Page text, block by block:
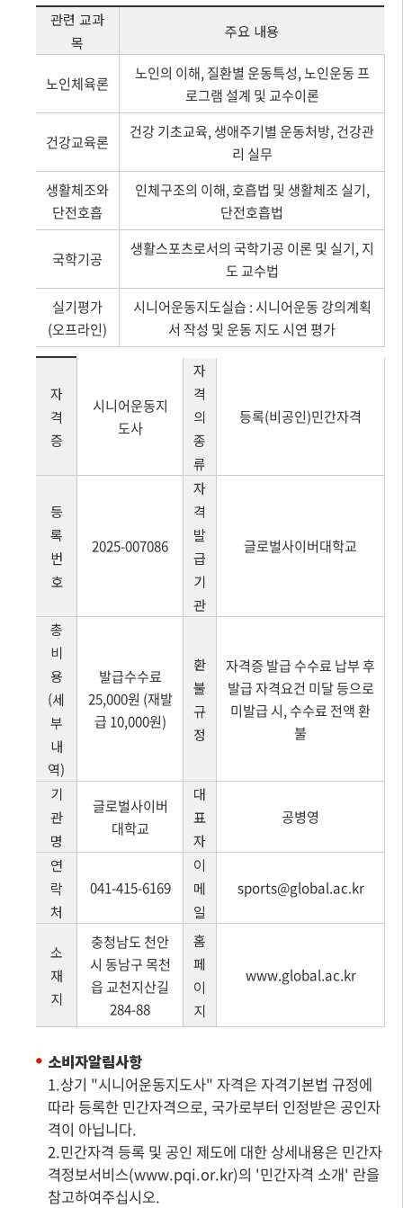
관련 교과
목
주요 내용
노인체육론
노인의 이해, 질환별 운동특성, 노인운동 프
로그램 설계 및 교수이론
건강교육론
건강 기초교육, 생애주기별 운동처방, 건강관
리 실무
생활체조와
단전호흡
인체구조의 이해, 호흡법 및 생활체조 실기,
단전호흡법
국학기공
생활스포츠로서의 국학기공 이론 및 실기, 지
도 교수법
실기평가
(오프라인)
시니어운동지도실습 : 시니어운동 강의계획
서 작성 및 운동 지도 시연 평가
자
격
증
시니어운동지
도사
자
격
의
종
류
등록(비공인)민간자격
등
록
번
호
2025-007086
자
격
발
급
기
관
글로벌사이버대학교
총
비
용
(세
부
내
역)
발급수수료
25,000원 (재발
급 10,000원)
환
불
규
정
자격증 발급 수수료 납부 후
발급 자격요건 미달 등으로
미발급 시, 수수료 전액 환
불
기
관
명
글로벌사이버
대학교
대
표
자
공병영
연
락
처
041-415-6169
이
메
일
sports@global.ac.kr
소
재
지
충청남도 천안
시 동남구 목천
읍 교천지산길
284-88
홈
페
이
지
www.global.ac.kr
소비자알림사항
1.상기 "시니어운동지도사" 자격은 자격기본법 규정에
따라 등록한 민간자격으로, 국가로부터 인정받은 공인자
격이 아닙니다.
2.민간자격 등록 및 공인 제도에 대한 상세내용은 민간자
격정보서비스(www.pqi.or.kr)의 '민간자격 소개' 란을
참고하여주십시오.